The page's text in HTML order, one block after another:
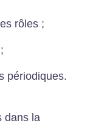
rôles ;
périodiques.
dans la